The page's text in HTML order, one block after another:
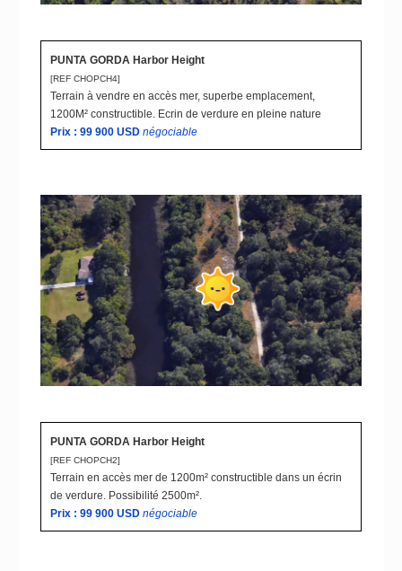
PUNTA GORDA Harbor Height
[REF CHOPCH4]
Terrain à vendre en accès mer, superbe emplacement,
1200M² constructible. Ecrin de verdure en pleine nature
Prix : 99 900 USD négociable
PUNTA GORDA Harbor Height
[REF CHOPCH2]
Terrain en accès mer de 1200m² constructible dans un écrin
de verdure. Possibilité 2500m².
Prix : 99 900 USD négociable